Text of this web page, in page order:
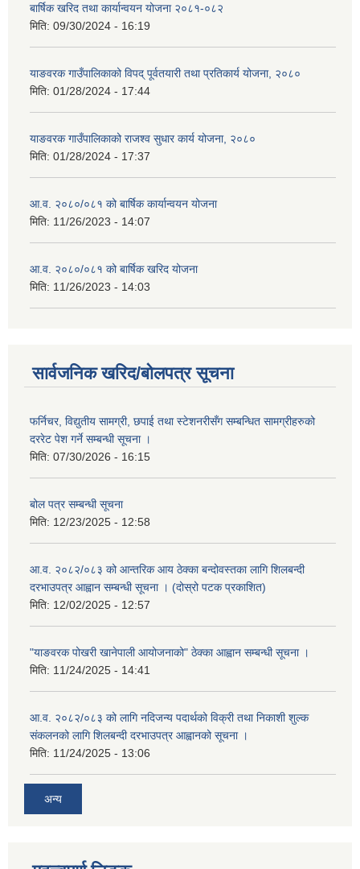
बार्षिक खरिद तथा कार्यान्वयन योजना २०८१-०८२
मिति: 09/30/2024 - 16:19
याङवरक गाउँपालिकाको विपद् पूर्वतयारी तथा प्रतिकार्य योजना, २०८०
मिति: 01/28/2024 - 17:44
याङवरक गाउँपालिकाको राजश्व सुधार कार्य योजना, २०८०
मिति: 01/28/2024 - 17:37
आ.व. २०८०/०८१ को बार्षिक कार्यान्वयन योजना
मिति: 11/26/2023 - 14:07
आ.व. २०८०/०८१ को बार्षिक खरिद योजना
मिति: 11/26/2023 - 14:03
सार्वजनिक खरिद/बोलपत्र सूचना
फर्निचर, विद्युतीय सामग्री, छपाई तथा स्टेशनरीसँग सम्बन्धित सामग्रीहरुको
दररेट पेश गर्ने सम्बन्धी सूचना ।
मिति: 07/30/2026 - 16:15
बोल पत्र सम्बन्धी सूचना
मिति: 12/23/2025 - 12:58
आ.व. २०८२/०८३ को आन्तरिक आय ठेक्का बन्दोवस्तका लागि शिलबन्दी
दरभाउपत्र आह्वान सम्बन्धी सूचना । (दोस्रो पटक प्रकाशित)
मिति: 12/02/2025 - 12:57
"याङवरक पोखरी खानेपाली आयोजनाको" ठेक्का आह्वान सम्बन्धी सूचना ।
मिति: 11/24/2025 - 14:41
आ.व. २०८२/०८३ को लागि नदिजन्य पदार्थको विक्री तथा निकाशी शुल्क
संकलनको लागि शिलबन्दी दरभाउपत्र आह्वानको सूचना ।
मिति: 11/24/2025 - 13:06
अन्य